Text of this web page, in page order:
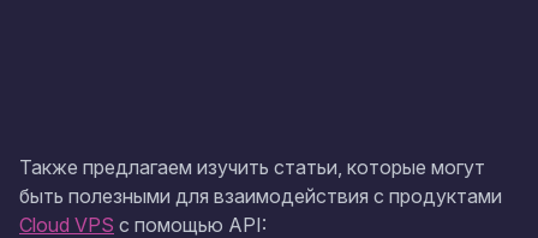
Также предлагаем изучить статьи, которые могут
быть полезными для взаимодействия с продуктами
Cloud VPS с помощью API: